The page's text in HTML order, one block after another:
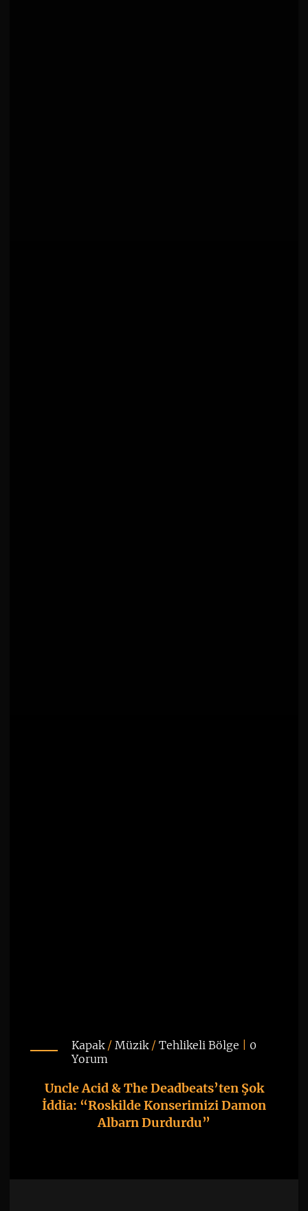
Kapak/ Müzik/ Tehlikeli Bölge
0
Yorum
Uncle Acid & The Deadbeats’ten Şok
İddia: “Roskilde Konserimizi Damon
Albarn Durdurdu”